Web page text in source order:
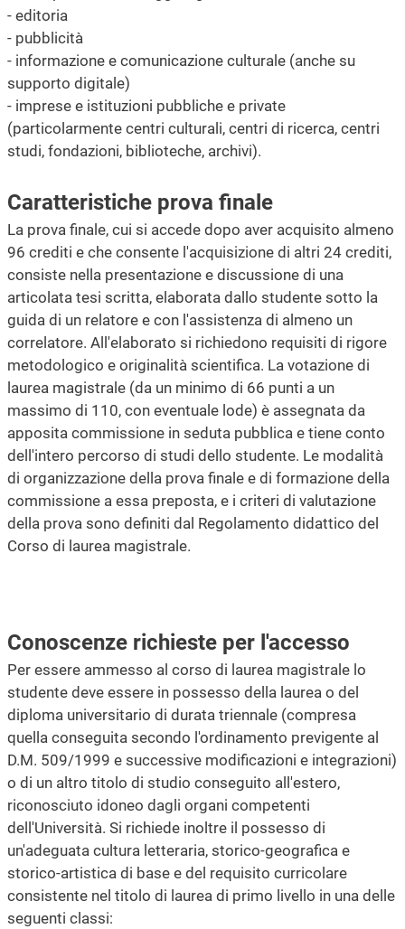
- editoria
- pubblicità
- informazione e comunicazione culturale (anche su
supporto digitale)
- imprese e istituzioni pubbliche e private
(particolarmente centri culturali, centri di ricerca, centri
studi, fondazioni, biblioteche, archivi).
Caratteristiche prova finale
La prova finale, cui si accede dopo aver acquisito almeno
96 crediti e che consente l'acquisizione di altri 24 crediti,
consiste nella presentazione e discussione di una
articolata tesi scritta, elaborata dallo studente sotto la
guida di un relatore e con l'assistenza di almeno un
correlatore. All'elaborato si richiedono requisiti di rigore
metodologico e originalità scientifica. La votazione di
laurea magistrale (da un minimo di 66 punti a un
massimo di 110, con eventuale lode) è assegnata da
apposita commissione in seduta pubblica e tiene conto
dell'intero percorso di studi dello studente. Le modalità
di organizzazione della prova finale e di formazione della
commissione a essa preposta, e i criteri di valutazione
della prova sono definiti dal Regolamento didattico del
Corso di laurea magistrale.
Conoscenze richieste per l'accesso
Per essere ammesso al corso di laurea magistrale lo
studente deve essere in possesso della laurea o del
diploma universitario di durata triennale (compresa
quella conseguita secondo l'ordinamento previgente al
D.M. 509/1999 e successive modificazioni e integrazioni)
o di un altro titolo di studio conseguito all'estero,
riconosciuto idoneo dagli organi competenti
dell'Università. Si richiede inoltre il possesso di
un'adeguata cultura letteraria, storico-geografica e
storico-artistica di base e del requisito curricolare
consistente nel titolo di laurea di primo livello in una delle
seguenti classi: